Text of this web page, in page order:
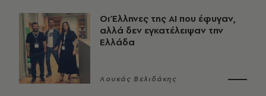
Οι Έλληνες της ΑΙ που έφυγαν,
αλλά δεν εγκατέλειψαν την
Ελλάδα
Λουκάς Βελιδάκης